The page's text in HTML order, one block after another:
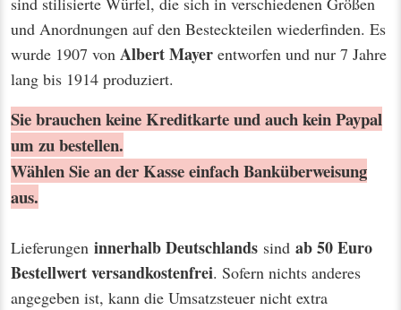
und Anordnungen auf den Besteckteilen wiederfinden. Es
wurde 1907 von Albert Mayer entworfen und nur 7 Jahre
lang bis 1914 produziert.
Sie brauchen keine Kreditkarte und auch kein Paypal
um zu bestellen.
Wählen Sie an der Kasse einfach Banküberweisung
aus.
Lieferungen innerhalb Deutschlands sind ab 50 Euro
Bestellwertversandkostenfrei. Sofern nichts anderes
angegeben ist, kann die Umsatzsteuer nicht extra